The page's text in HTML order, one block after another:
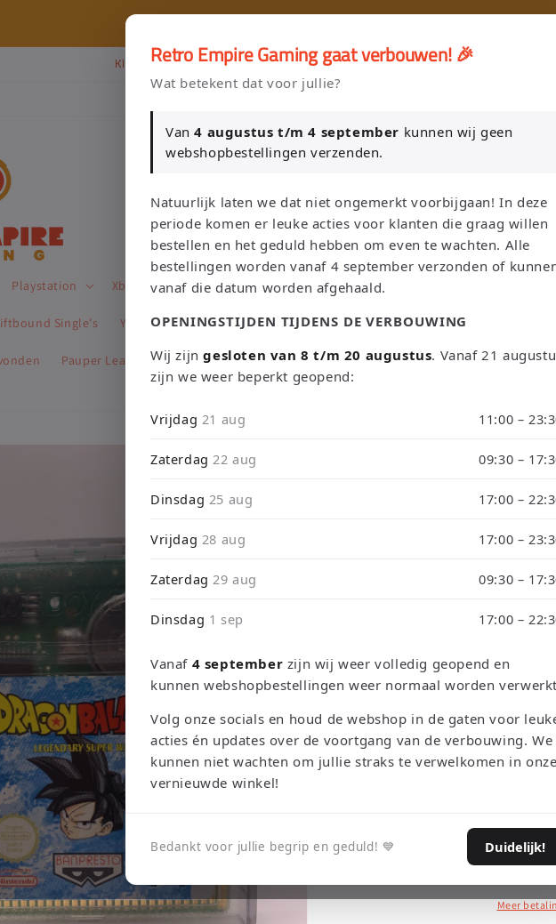
Klik Hier en Verkoop je Game of TCG collectie aan Retro Empire →
Playstation Xbox Sega Atari Trading Card Games
Single's Yu-Gi-Oh! Single's Funko Pop! Bordspellen Sale!
Pauper League Leaderboard
L
a
n
d
r
e
g
i
Nederland | EUR €
T
a
a
l
Nederlands Zoeken
Dragon
Warriors
Lage voorraad: nog maar 1
Aantal
Aantal
Z:
Super
Aantal
Ball
Legendary
Super
Warriors
Aan
Meer
Retro Empire Gaming gaat verbouwen! 🎉
Wat betekent dat voor jullie?
Van4 augustus t/m 4 september kunnen wij geen
webshopbestellingen verzenden.
Natuurlijk laten we dat niet ongemerkt voorbijgaan! In deze
periode komen er leuke acties voor klanten die graag willen
bestellen en het geduld hebben om even te wachten. Alle
bestellingen worden vanaf 4 september verzonden of
vanaf die datum worden afgehaald.
OPENINGSTIJDEN TIJDENS DE VERBOUWING
Wij zijngesloten van 8 t/m 20 augustus. Vanaf 21
zijn we weer beperkt geopend:
Vrijdag 21 aug 11:00 –
Zaterdag22 aug 09:30 –
Dinsdag 25 aug 17:00 –
Vrijdag 28 aug 17:00 –
Zaterdag29 aug 09:30 –
Dinsdag 1 sep 17:00 –
Vanaf 4 september zijn wij weer volledig geopend en
kunnen webshopbestellingen weer normaal worden
Volg onze socials en houd de webshop in de gaten voor
acties én updates over de voortgang van de verbouwing. We
kunnen niet wachten om jullie straks te verwelkomen in onze
vernieuwde winkel!
Bedankt voor jullie begrip en geduld! 💙 Duidelijk!